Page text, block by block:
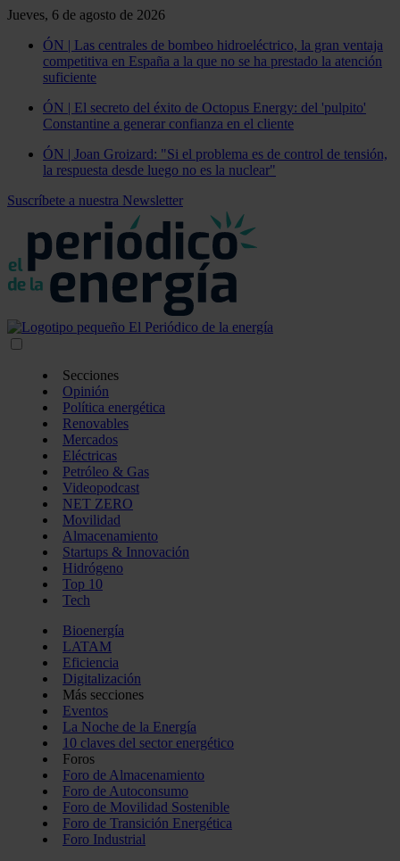
Jueves, 6 de agosto de 2026
ÓN | Las centrales de bombeo hidroeléctrico, la gran ventaja
competitiva en España a la que no se ha prestado la atención
suficiente
ÓN | El secreto del éxito de Octopus Energy: del 'pulpito'
Constantine a generar confianza en el cliente
ÓN | Joan Groizard: "Si el problema es de control de tensión,
la respuesta desde luego no es la nuclear"
Suscríbete a nuestra Newsletter
Secciones
Opinión
Política energética
Renovables
Mercados
Eléctricas
Petróleo & Gas
Videopodcast
NET ZERO
Movilidad
Almacenamiento
Startups & Innovación
Hidrógeno
Top 10
Tech
Bioenergía
LATAM
Eficiencia
Digitalización
Más secciones
Eventos
La Noche de la Energía
10 claves del sector energético
Foros
Foro de Almacenamiento
Foro de Autoconsumo
Foro de Movilidad Sostenible
Foro de Transición Energética
Foro Industrial